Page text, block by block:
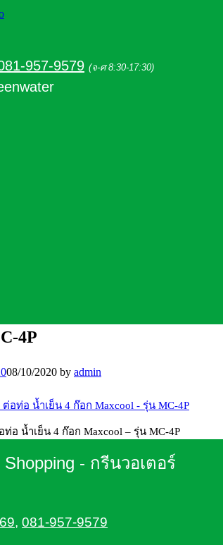
957-9579 (จ-ศ 8:30-17:30)
4P
08/10/2020 by admin
อ น้ำเย็น 4 ก๊อก Maxcool – รุ่น MC-4P
Shopping - กรีนวอเตอร์
, 081-957-9579